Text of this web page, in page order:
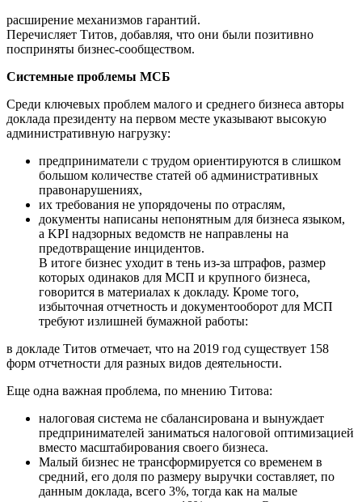
расширение механизмов гарантий.
Перечисляет Титов, добавляя, что они были позитивно
посприняты бизнес-сообществом.
Системные проблемы МСБ
Среди ключевых проблем малого и среднего бизнеса авторы
доклада президенту на первом месте указывают высокую
административную нагрузку:
предприниматели с трудом ориентируются в слишком
большом количестве статей об административных
правонарушениях,
их требования не упорядочены по отраслям,
документы написаны непонятным для бизнеса языком,
а KPI надзорных ведомств не направлены на
предотвращение инцидентов.
В итоге бизнес уходит в тень из-за штрафов, размер
которых одинаков для МСП и крупного бизнеса,
говорится в материалах к докладу. Кроме того,
избыточная отчетность и документооборот для МСП
требуют излишней бумажной работы:
в докладе Титов отмечает, что на 2019 год существует 158
форм отчетности для разных видов деятельности.
Еще одна важная проблема, по мнению Титова:
налоговая система не сбалансирована и вынуждает
предпринимателей заниматься налоговой оптимизацией
вместо масштабирования своего бизнеса.
Малый бизнес не трансформируется со временем в
средний, его доля по размеру выручки составляет, по
данным доклада, всего 3%, тогда как на малые